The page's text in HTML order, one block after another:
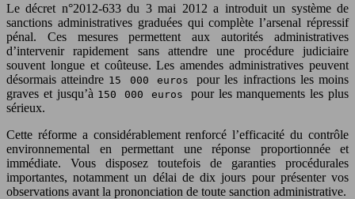
Le décret n°2012-633 du 3 mai 2012 a introduit un système de
sanctions administratives graduées qui complète l’arsenal répressif
pénal. Ces mesures permettent aux autorités administratives
d’intervenir rapidement sans attendre une procédure judiciaire
souvent longue et coûteuse. Les amendes administratives peuvent
désormais atteindre 15 000 eurospour les infractions les moins
graves et jusqu’à 150 000 euros pour les manquements les plus
sérieux.
Cette réforme a considérablement renforcé l’efficacité du contrôle
environnemental en permettant une réponse proportionnée et
immédiate. Vous disposez toutefois de garanties procédurales
importantes, notamment un délai de dix jours pour présenter vos
observations avant la prononciation de toute sanction administrative.